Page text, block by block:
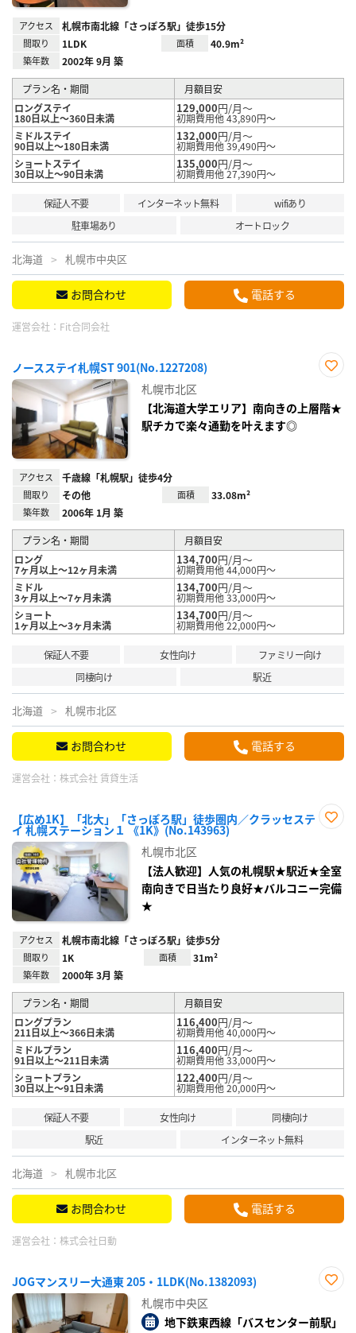
アクセス 札幌市南北線「さっぽろ駅」徒歩15分
間取り 1LDK 面積 40.9m²
築年数 2002年 9月 築
プラン名・期間
月額目安
ロングステイ
180日以上～360日未満
129,000円/月～
初期費用他 43,890円～
ミドルステイ
90日以上～180日未満
132,000円/月～
初期費用他 39,490円～
ショートステイ
30日以上～90日未満
135,000円/月～
初期費用他 27,390円～
保証人不要 インターネット無料
wifiあり
駐車場あり
オートロック
北海道 札幌市中央区
お問合わせ 電話する
運営会社： Fit合同会社
ノースステイ札幌ST 901(No.1227208)
り登
録
札幌市北区
【北海道大学エリア】南向きの上層階★
駅チカで楽々通勤を叶えます◎
アクセス 千歳線「札幌駅」徒歩4分
間取り その他 面積 33.08m²
築年数 2006年 1月 築
プラン名・期間
月額目安
ロング
7ヶ月以上～12ヶ月未満
134,700円/月～
初期費用他 44,000円～
ミドル
3ヶ月以上～7ヶ月未満
134,700円/月～
初期費用他 33,000円～
ショート
1ヶ月以上～3ヶ月未満
134,700円/月～
初期費用他 22,000円～
保証人不要 女性向け
ファミリー向け
同棲向け
駅近
北海道 札幌市北区
お問合わせ 電話する
運営会社： 株式会社 賃貸生活
【広め1K】「北大」「さっぽろ駅」徒歩圏内／クラッセステ
イ 札幌ステーション１ 《1K》(No.143963)
録
札幌市北区
【法人歓迎】人気の札幌駅★駅近★全室
南向きで日当たり良好★バルコニー完備
★
アクセス 札幌市南北線「さっぽろ駅」徒歩5分
間取り 1K 面積 31m²
築年数 2000年 3月 築
プラン名・期間
月額目安
ロングプラン
211日以上～366日未満
116,400円/月～
初期費用他 40,000円～
ミドルプラン
91日以上～211日未満
116,400円/月～
初期費用他 33,000円～
ショートプラン
30日以上～91日未満
122,400円/月～
初期費用他 20,000円～
保証人不要 女性向け
同棲向け
駅近
インターネット無料
北海道 札幌市北区
お問合わせ 電話する
運営会社： 株式会社日動
JOGマンスリー大通東 205・1LDK(No.1382093)
り登
札幌市中央区
地下鉄東西線「バスセンター前駅」